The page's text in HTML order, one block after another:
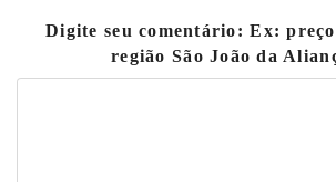
Digite seu comentário: Ex:
região São João da